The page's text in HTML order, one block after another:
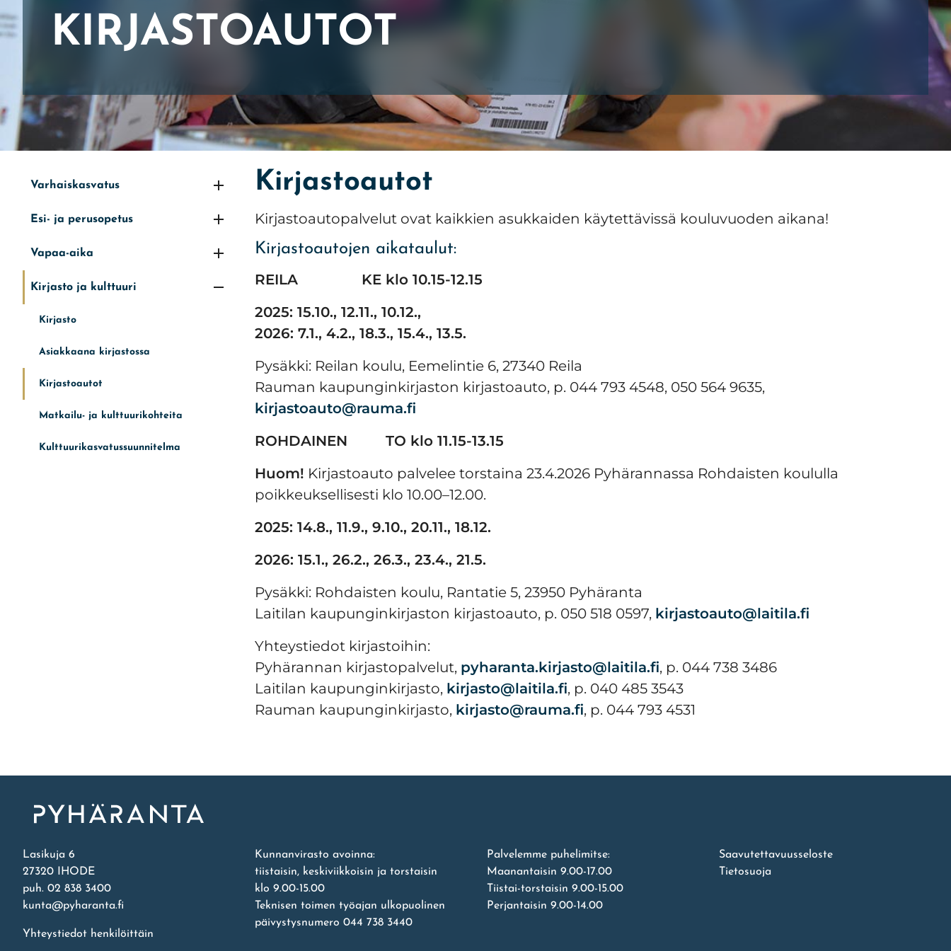
KIRJASTOAUTOT
Etusivu Kasvu» Kirjasto ja kulttuuri»Kirjasto»Kirjastoautot
Varhaiskasvatus
Esi- ja perusopetus
Vapaa-aika
Kirjasto ja kulttuuri
Kirjasto
Asiakkaana kirjastossa
Kirjastoautot
Matkailu- ja kulttuurikohteita
Kulttuurikasvatussuunnitelma
Kirjastoautot
Kirjastoautopalvelut ovat kaikkien asukkaiden käytettävissä kouluvuoden aikana!
Kirjastoautojen aikataulut:
REILA KE klo 10.15-12.15
2025: 15.10., 12.11., 10.12.,
2026: 7.1., 4.2., 18.3., 15.4., 13.5.
Pysäkki: Reilan koulu, Eemelintie 6, 27340 Reila
Rauman kaupunginkirjaston kirjastoauto, p. 044 793 4548, 050 564 9635,
kirjastoauto@rauma.fi
ROHDAINEN TO klo 11.15-13.15
Huom! Kirjastoauto palvelee torstaina 23.4.2026 Pyhärannassa Rohdaisten koululla
poikkeuksellisesti klo 10.00–12.00.
2025: 14.8., 11.9., 9.10., 20.11., 18.12.
2026: 15.1., 26.2., 26.3., 23.4., 21.5.
Pysäkki: Rohdaisten koulu, Rantatie 5, 23950 Pyhäranta
Laitilan kaupunginkirjaston kirjastoauto, p. 050 518 0597, kirjastoauto@laitila.fi
Yhteystiedot kirjastoihin:
Pyhärannan kirjastopalvelut, pyharanta.kirjasto@laitila.fi, p. 044 738 3486
Laitilan kaupunginkirjasto, kirjasto@laitila.fi, p. 040 485 3543
Rauman kaupunginkirjasto, kirjasto@rauma.fi, p. 044 793 4531
Lasikuja 6
27320 IHODE
puh. 02 838 3400
kunta@pyharanta.fi
Yhteystiedot henkilöittäin
Kunnanvirasto avoinna:
tiistaisin, keskiviikkoisin ja torstaisin
klo 9.00-15.00
Teknisen toimen työajan ulkopuolinen
päivystysnumero 044 738 3440
Palvelemme puhelimitse:
Maanantaisin 9.00-17.00
Tiistai-torstaisin 9.00-15.00
Perjantaisin 9.00-14.00
Saavutettavuusseloste
Tietosuoja